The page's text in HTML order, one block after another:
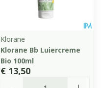
Klorane
Klorane Bb Luiercreme
Bio 100ml
€ 13,50